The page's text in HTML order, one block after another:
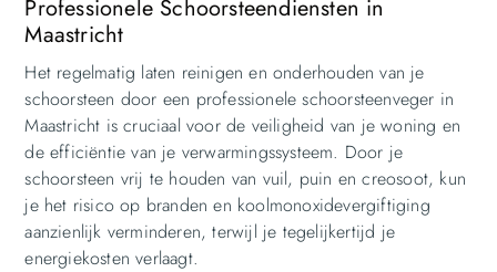
Professionele Schoorsteendiensten in
Maastricht
Het regelmatig laten reinigen en onderhouden van je
schoorsteen door een professionele schoorsteenveger in
Maastricht is cruciaal voor de veiligheid van je woning en
de efficiëntie van je verwarmingssysteem. Door je
schoorsteen vrij te houden van vuil, puin en creosoot, kun
je het risico op branden en koolmonoxidevergiftiging
aanzienlijk verminderen, terwijl je tegelijkertijd je
energiekosten verlaagt.